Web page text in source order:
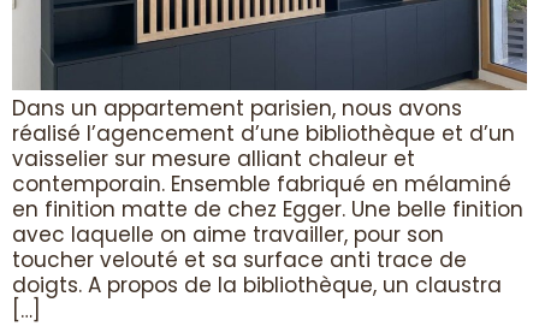
Dans un appartement parisien, nous avons
réalisé l’agencement d’une bibliothèque et d’un
vaisselier sur mesure alliant chaleur et
contemporain. Ensemble fabriqué en mélaminé
en finition matte de chez Egger. Une belle finition
avec laquelle on aime travailler, pour son
toucher velouté et sa surface anti trace de
doigts. A propos de la bibliothèque, un claustra
[…]